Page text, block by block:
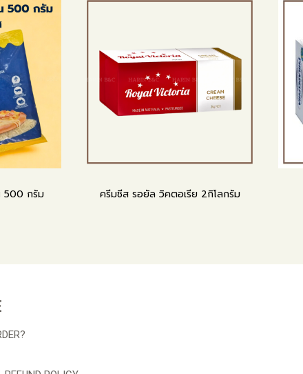
500 กรัม ครีมชีส รอยัล วิคตอเรีย 2กิโลกรัม